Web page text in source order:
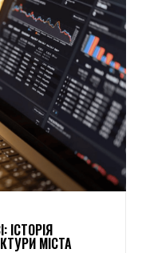
ІСТОРІЯ
МІСТА